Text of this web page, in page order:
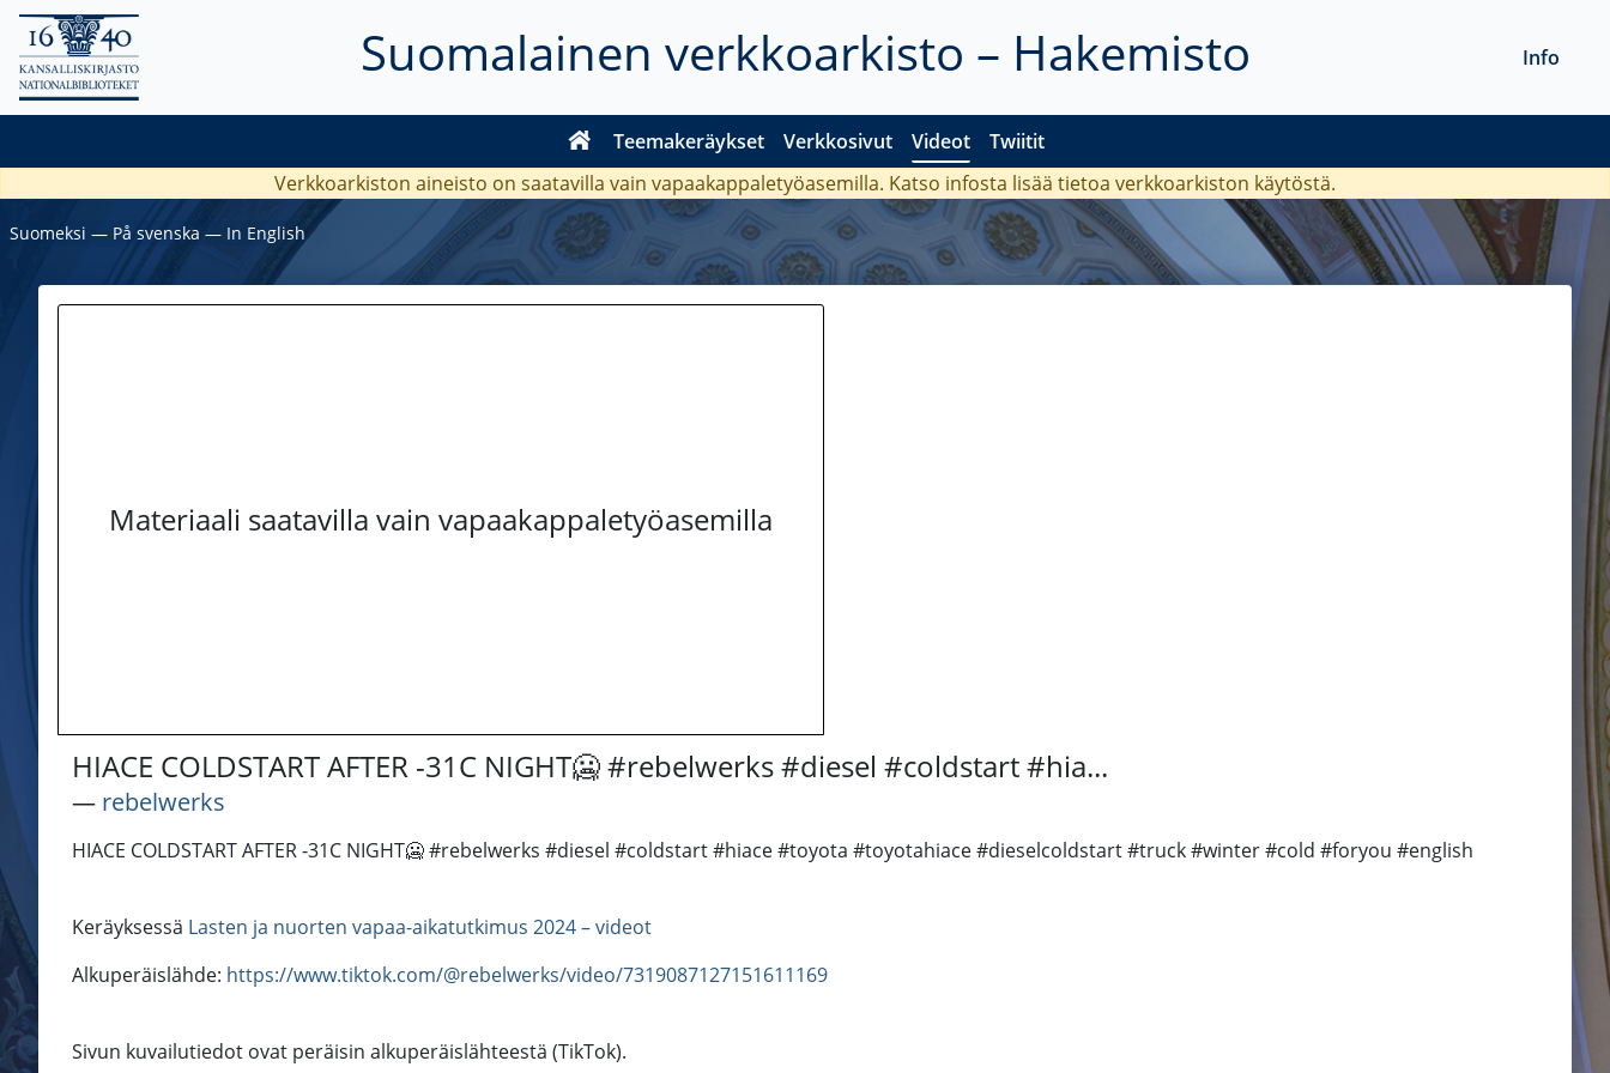
Suomalainen verkkoarkisto – Hakemisto
Teemakeräykset Verkkosivut Videot Twiitit
Info
Verkkoarkiston aineisto on saatavilla vain vapaakappaletyöasemilla. Katso infosta lisää tietoa verkkoarkiston käytöstä.
Suomeksi ― På svenska ― In English
Materiaali saatavilla vain vapaakappaletyöasemilla
HIACE COLDSTART AFTER -31C NIGHT🥶 #rebelwerks #diesel #coldstart #hia...
― rebelwerks
HIACE COLDSTART AFTER -31C NIGHT🥶 #rebelwerks #diesel #coldstart #hiace #toyota #toyotahiace #dieselcoldstart #truck #winter #cold #foryou #english
Keräyksessä Lasten ja nuorten vapaa-aikatutkimus 2024 – videot
Alkuperäislähde: https://www.tiktok.com/@rebelwerks/video/7319087127151611169
Sivun kuvailutiedot ovat peräisin alkuperäislähteestä (TikTok).